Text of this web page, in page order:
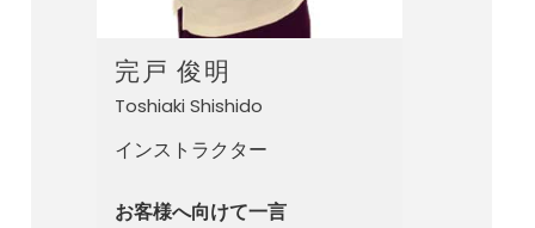
完戸 俊明
Toshiaki Shishido
インストラクター
お客様へ向けて一言